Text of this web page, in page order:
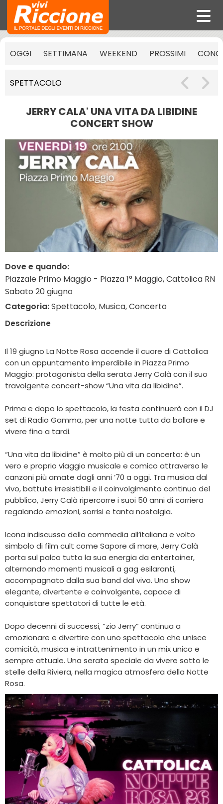
OGGI SETTIMANA WEEKEND PROSSIMI
SPETTACOLO
JERRY CALA' UNA VITA DA LIBIDINE
CONCERT SHOW
Dove e quando:
Piazzale Primo Maggio - Piazza 1° Maggio, Cattolica RN
Sabato 20 giugno
Categoria:Spettacolo, Musica, Concerto
Descrizione
Il 19 giugno La Notte Rosa accende il cuore di Cattolica
con un appuntamento imperdibile in Piazza Primo
Maggio: protagonista della serata Jerry Calà con il suo
travolgente concert-show “Una vita da libidine”.
Prima e dopo lo spettacolo, la festa continuerà con il DJ
set di Radio Gamma, per una notte tutta da ballare e
vivere fino a tardi.
“Una vita da libidine” è molto più di un concerto: è un
vero e proprio viaggio musicale e comico attraverso le
canzoni più amate dagli anni ’70 a oggi. Tra musica dal
vivo, battute irresistibili e il coinvolgimento continuo del
pubblico, Jerry Calà ripercorre i suoi 50 anni di carriera
regalando emozioni, sorrisi e tanta nostalgia.
Icona indiscussa della commedia all’italiana e volto
simbolo di film cult come Sapore di mare, Jerry Calà
porta sul palco tutta la sua energia da entertainer,
alternando momenti musicali a gag esilaranti,
accompagnato dalla sua band dal vivo. Uno show
elegante, divertente e coinvolgente, capace di
conquistare spettatori di tutte le età.
Dopo decenni di successi, “zio Jerry” continua a
emozionare e divertire con uno spettacolo che unisce
comicità, musica e intrattenimento in un mix unico e
sempre attuale. Una serata speciale da vivere sotto le
stelle della Riviera, nella magica atmosfera della Notte
Rosa.